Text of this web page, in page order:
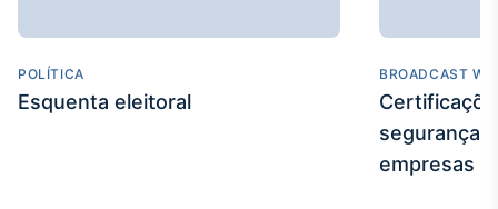
POLÍTICA
Esquenta eleitoral
BROADCAST
segurança
empresas